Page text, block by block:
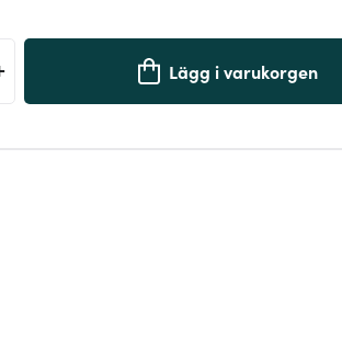
Lägg i varukorgen